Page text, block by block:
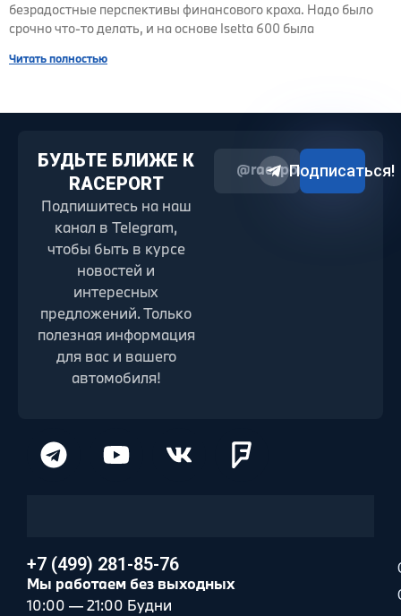
безрадостные перспективы финансового краха. Надо было
срочно что-то делать, и на основе Isetta 600 была
Читать полностью
БУДЬТЕ БЛИЖЕ К
RACEPORT
Подпишитесь на наш
канал в Telegram,
чтобы быть в курсе
новостей и
интересных
предложений. Только
полезная информация
для вас и вашего
автомобиля!
@raceport2022
Подписаться!
+7 (499) 281-85-76
Мы работаем без выходных
10:00 — 21:00 Будни